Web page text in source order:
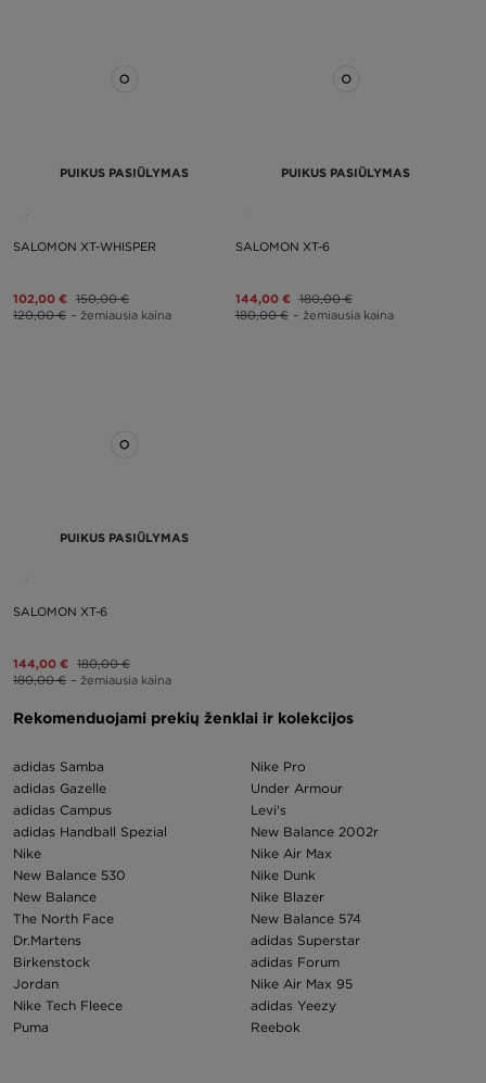
PUIKUS PASIŪLYMAS
SALOMON XT-WHISPER
102,00 € 150,00 €
120,00 € – žemiausia kaina
PUIKUS PASIŪLYMAS
SALOMON XT-6
144,00 € 180,00 €
180,00 € – žemiausia kaina
PUIKUS PASIŪLYMAS
SALOMON XT-6
144,00 € 180,00 €
180,00 € – žemiausia kaina
Rekomenduojami prekių ženklai ir kolekcijos
adidas Samba
adidas Gazelle
adidas Campus
adidas Handball Spezial
Nike
New Balance 530
New Balance
The North Face
Dr.Martens
Birkenstock
Jordan
Nike Tech Fleece
Puma
Nike Pro
Under Armour
Levi's
New Balance 2002r
Nike Air Max
Nike Dunk
Nike Blazer
New Balance 574
adidas Superstar
adidas Forum
Nike Air Max 95
adidas Yeezy
Reebok